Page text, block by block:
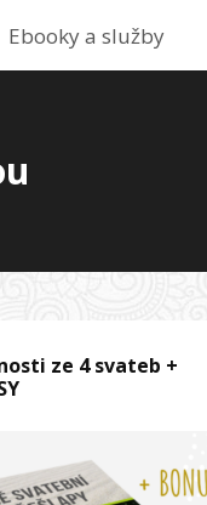
Ebooky a služby
ze 4 svateb +